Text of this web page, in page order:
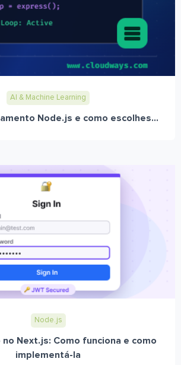
AI & Machine Learning
Node.js e como escolhes...
Node.js
Next.js: Como funciona e como
implementá-la